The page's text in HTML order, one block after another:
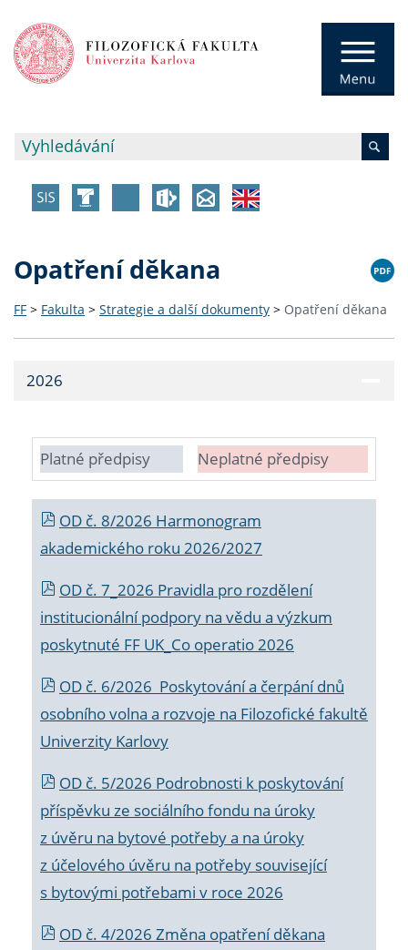
Opatření děkana
FF > Fakulta > Strategie a další dokumenty > Opatření děkana
2026
Platné předpisy Neplatné předpisy
OD č. 8/2026 Harmonogram
akademického roku 2026/2027
OD č. 7_2026 Pravidla pro rozdělení
institucionální podpory na vědu a výzkum
poskytnuté FF UK_Co operatio 2026
OD č. 6/2026 Poskytování a čerpání dnů
osobního volna a rozvoje na Filozofické fakultě
Univerzity Karlovy
OD č. 5/2026 Podrobnosti k poskytování
příspěvku ze sociálního fondu na úroky
z úvěru na bytové potřeby a na úroky
z účelového úvěru na potřeby související
s bytovými potřebami v roce 2026
OD č. 4/2026 Změna opatření děkana